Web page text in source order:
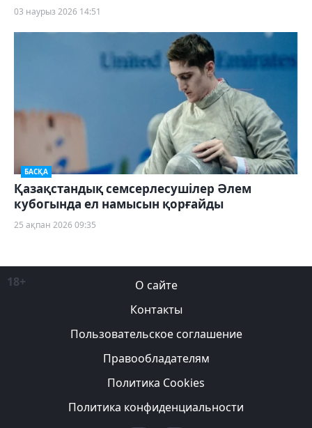
03 наурыз 2026 14:51
БАСҚА
Қазақстандық семсерлесушілер Әлем
кубогында ел намысын қорғайды
25 ақпан 2026 09:35
18+
О сайте
Контакты
Пользовательское соглашение
Правообладателям
Политика Cookies
Политика конфиденциальности